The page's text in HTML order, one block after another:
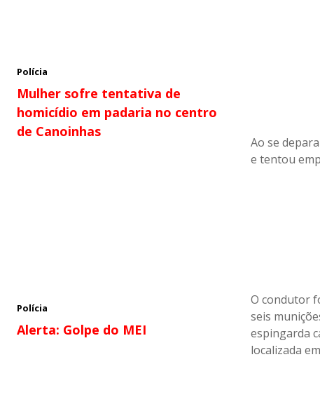
Polícia
Mulher sofre tentativa de
homicídio em padaria no centro
de Canoinhas
Polícia
Alerta: Golpe do MEI
Ao se
e tentou
O condutor
seis
espingarda
localizada